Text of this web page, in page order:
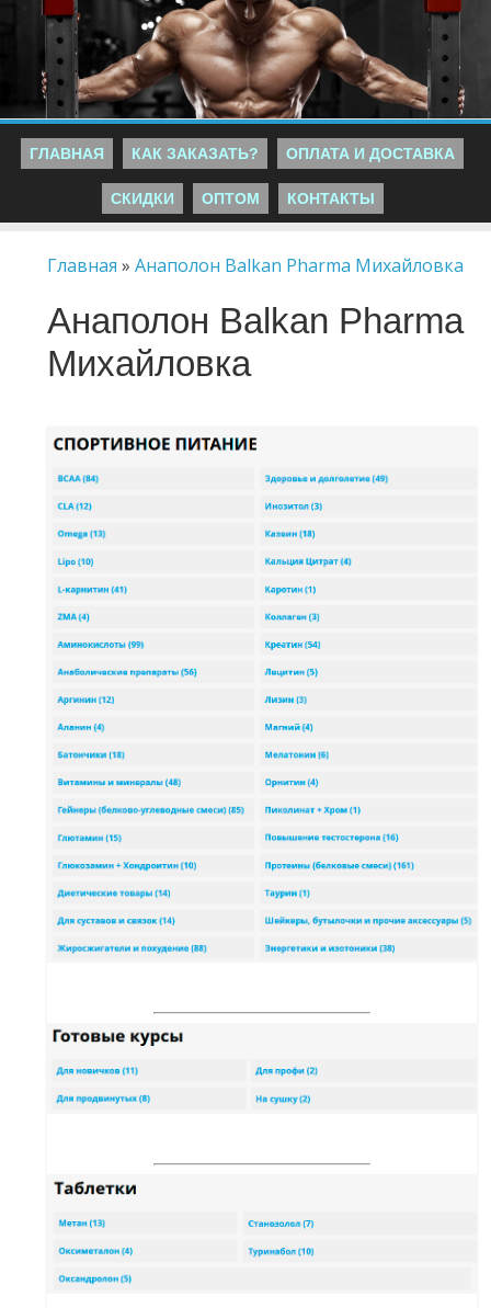
ГЛАВНАЯ КАК ЗАКАЗАТЬ? ОПЛАТА И ДОСТАВКА
СКИДКИ ОПТОМ КОНТАКТЫ
Главная »Анаполон Balkan Pharma Михайловка
Анаполон Balkan Pharma
Михайловка